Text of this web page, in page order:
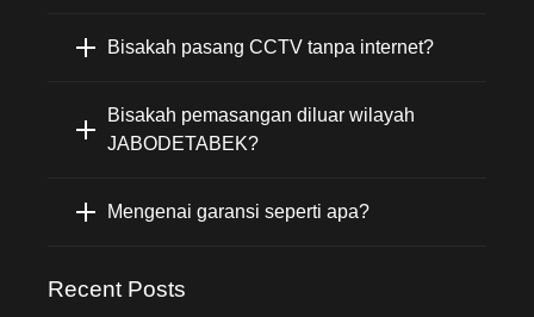
Bisakah pasang CCTV tanpa internet?
Bisakah pemasangan diluar wilayah
JABODETABEK?
Mengenai garansi seperti apa?
Recent Posts